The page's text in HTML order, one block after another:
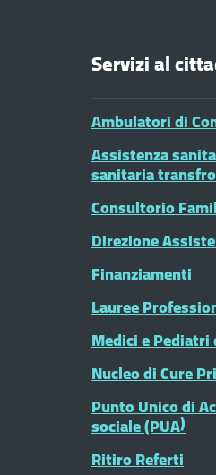
Servizi al
Ambulatori di
Assistenza
sanitaria
Consultorio
Direzione
Finanziamenti
Lauree
Medici e
Nucleo di Cure
Punto Unico di
sociale (PUA)
Ritiro Referti